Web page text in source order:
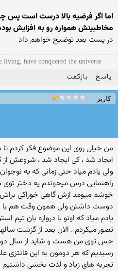
اما اگر فرضیه بالا درست است پس
مخاطبینش همواره رو به افزایش
در پست بعد توضیح خواهم داد
have conquered the universe
پاسخ بازگفت
کاربر
من خیلی روی این موضوع فکر کردم
ایجاد شد ، کی ایجاد شد ، شروعش از
ولی یادم میاد حتی زمانی که یه
راهنمایی درس میخوندم یه دختر
خوشم میومد ازش گاهی خوراکی براش
دوست داشتن ولی همون وقت هم با
یادم میاد که اونو با دروازه بان تیم
تصور میکردم . الان بعد از گزشت
حس توی من هست و شاید از سال دوم
رسیدیم که هر دومون به این فانتزی
تجربه های زیاد و لذت بخشی داشتیم